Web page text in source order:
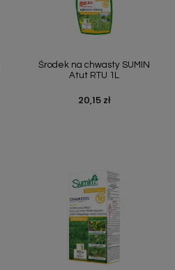
Środek na chwasty SUMIN
Atut RTU 1L
Cena
20,15 zł